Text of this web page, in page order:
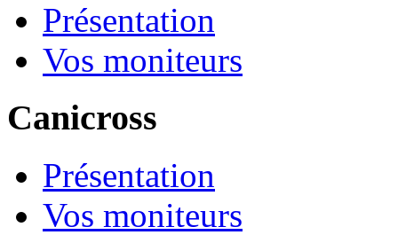
Présentation
Vos moniteurs
Canicross
Présentation
Vos moniteurs